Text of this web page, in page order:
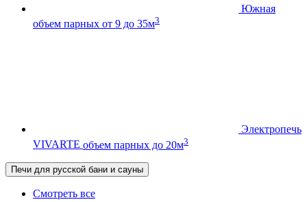
Южная
объем парных от 9 до 35м3
Электропечь
VIVARTE объем парных до 20м3
Печи для русской бани и сауны
Смотреть все